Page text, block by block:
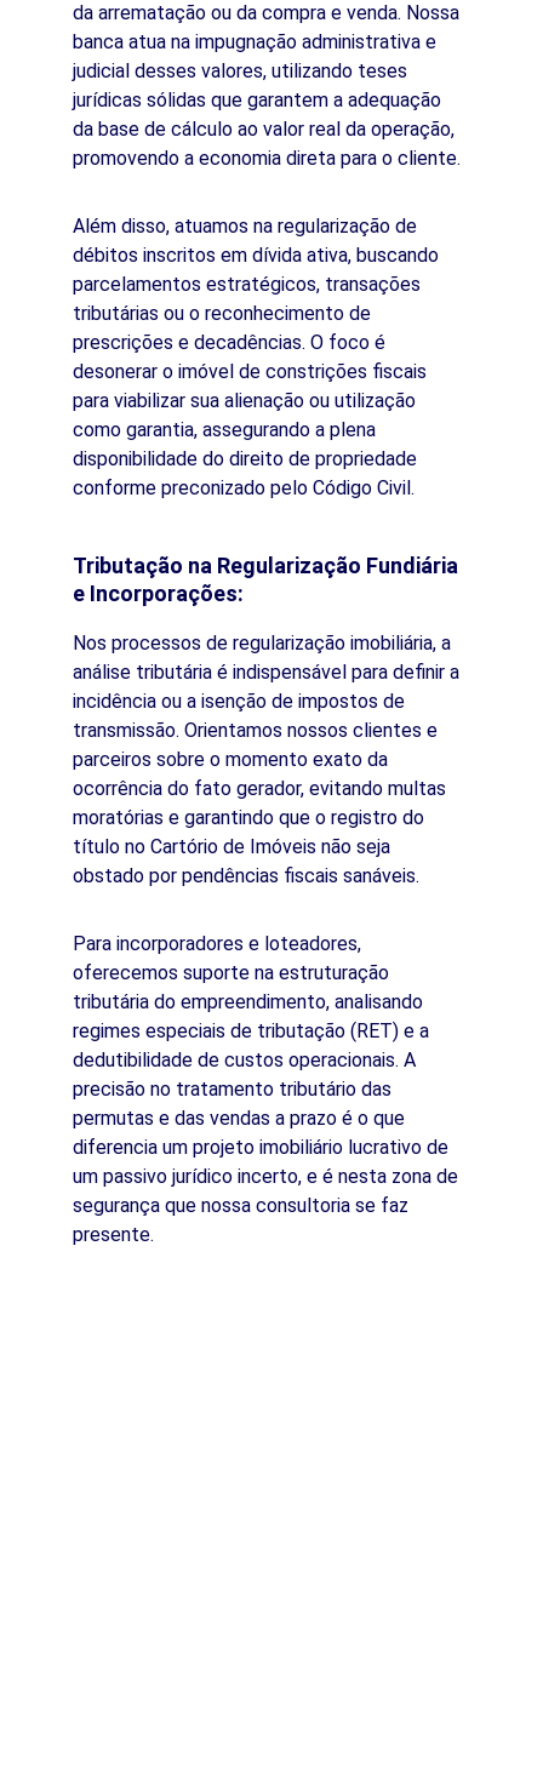
da arrematação ou da compra e venda. Nossa
banca atua na impugnação administrativa e
judicial desses valores, utilizando teses
jurídicas sólidas que garantem a adequação
da base de cálculo ao valor real da operação,
promovendo a economia direta para o cliente.
Além disso, atuamos na regularização de
débitos inscritos em dívida ativa, buscando
parcelamentos estratégicos, transações
tributárias ou o reconhecimento de
prescrições e decadências. O foco é
desonerar o imóvel de constrições fiscais
para viabilizar sua alienação ou utilização
como garantia, assegurando a plena
disponibilidade do direito de propriedade
conforme preconizado pelo Código Civil.
Tributação na Regularização Fundiária
e Incorporações:
Nos processos de regularização imobiliária, a
análise tributária é indispensável para definir a
incidência ou a isenção de impostos de
transmissão. Orientamos nossos clientes e
parceiros sobre o momento exato da
ocorrência do fato gerador, evitando multas
moratórias e garantindo que o registro do
título no Cartório de Imóveis não seja
obstado por pendências fiscais sanáveis.
Para incorporadores e loteadores,
oferecemos suporte na estruturação
tributária do empreendimento, analisando
regimes especiais de tributação (RET) e a
dedutibilidade de custos operacionais. A
precisão no tratamento tributário das
permutas e das vendas a prazo é o que
diferencia um projeto imobiliário lucrativo de
um passivo jurídico incerto, e é nesta zona de
segurança que nossa consultoria se faz
presente.